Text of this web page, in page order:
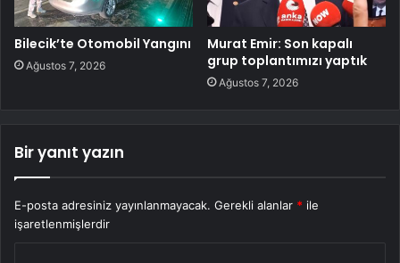
Bilecik’te Otomobil Yangını
Ağustos 7, 2026
Murat Emir: Son kapalı
grup toplantımızı yaptık
Ağustos 7, 2026
Bir yanıt yazın
E-posta adresiniz yayınlanmayacak. Gerekli alanlar * ile
işaretlenmişlerdir